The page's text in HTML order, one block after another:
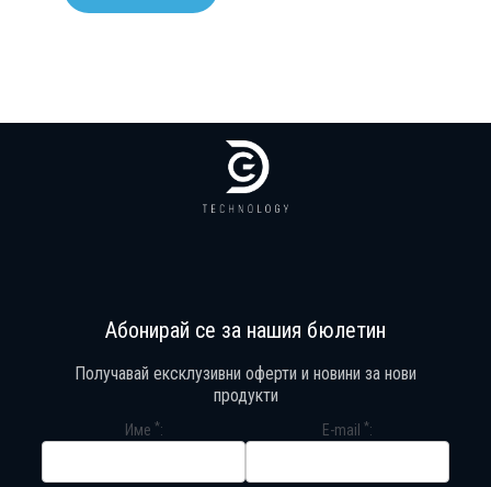
Абонирай се за нашия бюлетин
Получавай ексклузивни оферти и новини за нови
продукти
Име * E-mail *